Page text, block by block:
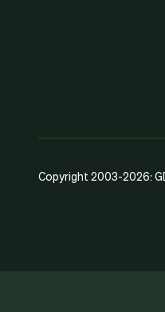
Copyright 2003-2026: